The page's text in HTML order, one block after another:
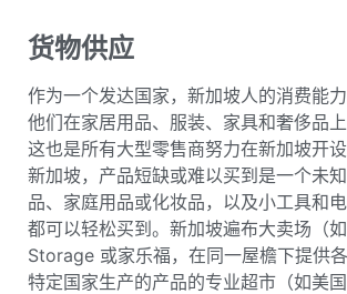
货物供应
作为一个发达国家，新加坡人的消费能力
他们在家居用品、服装、家具和奢侈品上
这也是所有大型零售商努力在新加坡开
新加坡，产品短缺或难以买到是一个未
品、家庭用品或化妆品，以及小工具和
都可以轻松买到。新加坡遍布大卖场（
Storage 或家乐福，在同一屋檐下提供
特定国家生产的产品的专业超市（如美